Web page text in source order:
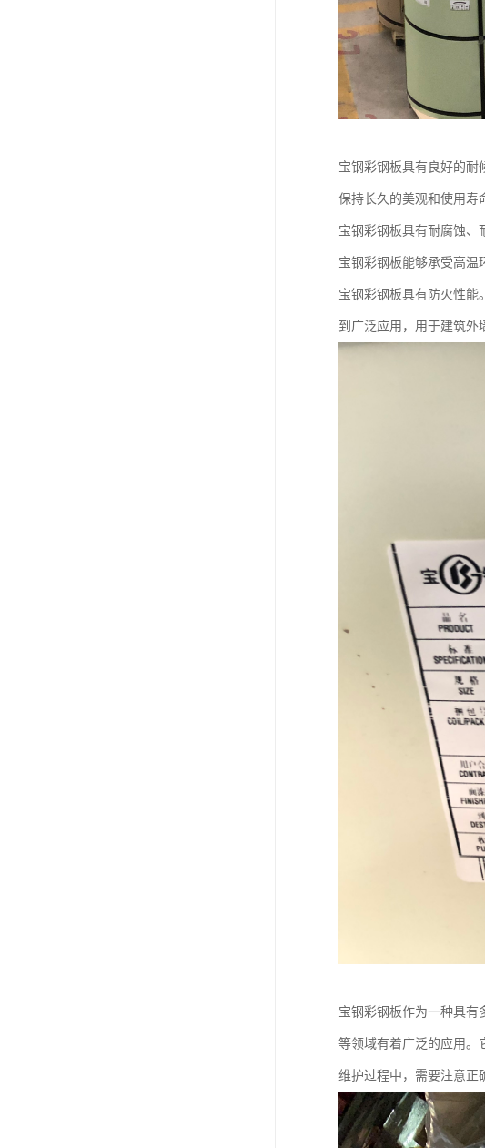
宝钢彩钢板具有良好的耐
保持长久的美观和使用寿
宝钢彩钢板具有耐腐蚀、
宝钢彩钢板能够承受高温
宝钢彩钢板具有防火性能
到广泛应用，用于建筑外
宝钢彩钢板作为一种具有
等领域有着广泛的应用。
维护过程中，需要注意正